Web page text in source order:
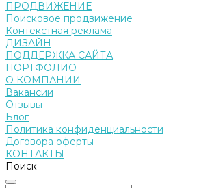
ПРОДВИЖЕНИЕ
Поисковое продвижение
Контекстная реклама
ДИЗАЙН
ПОДДЕРЖКА САЙТА
ПОРТФОЛИО
О КОМПАНИИ
Вакансии
Отзывы
Блог
Политика конфиденциальности
Договора оферты
КОНТАКТЫ
Поиск